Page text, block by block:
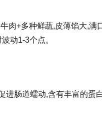
肉+多种鲜蔬,皮薄馅大,满
动1-3个点。
肠道蠕动,含有丰富的蛋